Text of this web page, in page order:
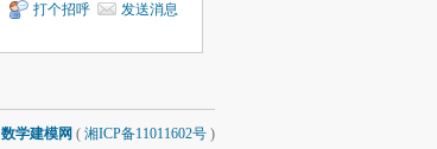
打个招呼
发送消息
数学建模网 ( 湘ICP备11011602号 )